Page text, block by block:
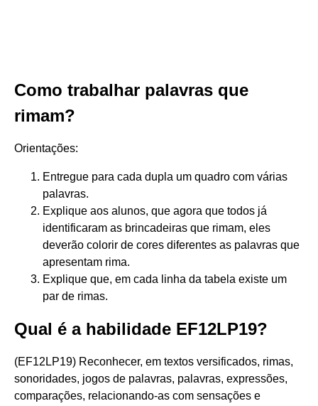
Como trabalhar palavras que
rimam?
Orientações:
Entregue para cada dupla um quadro com várias
palavras.
Explique aos alunos, que agora que todos já
identificaram as brincadeiras que rimam, eles
deverão colorir de cores diferentes as palavras que
apresentam rima.
Explique que, em cada linha da tabela existe um
par de rimas.
Qual é a habilidade EF12LP19?
(EF12LP19) Reconhecer, em textos versificados, rimas,
sonoridades, jogos de palavras, palavras, expressões,
comparações, relacionando-as com sensações e